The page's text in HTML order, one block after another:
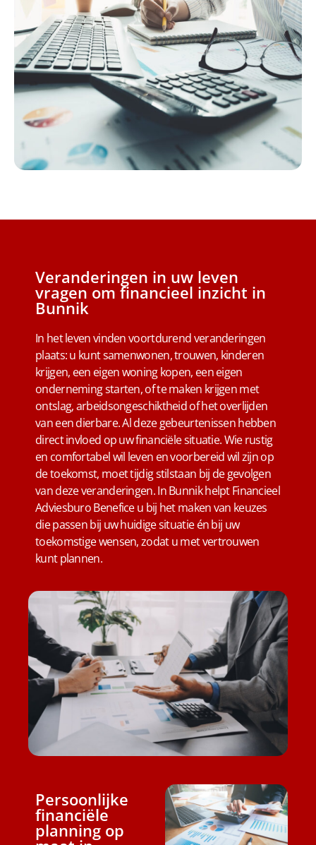
Veranderingen in uw leven
vragen om financieel inzicht in
Bunnik
In het leven vinden voortdurend veranderingen
plaats: u kunt samenwonen, trouwen, kinderen
krijgen, een eigen woning kopen, een eigen
onderneming starten, of te maken krijgen met
ontslag, arbeidsongeschiktheid of het overlijden
van een dierbare. Al deze gebeurtenissen hebben
direct invloed op uw financiële situatie. Wie rustig
en comfortabel wil leven en voorbereid wil zijn op
de toekomst, moet tijdig stilstaan bij de gevolgen
van deze veranderingen. In Bunnik helpt Financieel
Adviesburo Benefice u bij het maken van keuzes
die passen bij uw huidige situatie én bij uw
toekomstige wensen, zodat u met vertrouwen
kunt plannen.
Persoonlijke
financiële
planning op